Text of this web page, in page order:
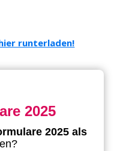
runterladen!
2025
2025 als